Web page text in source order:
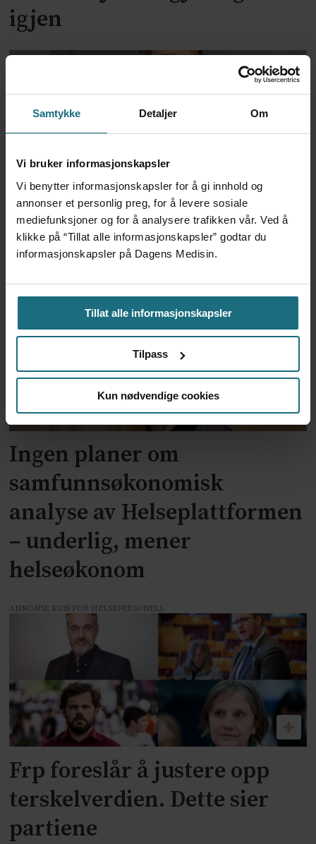
Samtykke Detaljer Om
Vi bruker informasjonskapsler
Vi benytter informasjonskapsler for å gi innhold og
annonser et personlig preg, for å levere sosiale
mediefunksjoner og for å analysere trafikken vår. Ved å
klikke på “Tillat alle informasjonskapsler” godtar du
informasjonskapsler på Dagens Medisin.
Tillat alle informasjonskapsler
Tilpass
Kun nødvendige cookies
igjen
– La det være klart: Jeg
ønsker kunnskapsbaserte
beslutninger
Ingen planer om
samfunnsøkonomisk
analyse av Helseplattformen
– underlig, mener
helseøkonom
ANNONSE KUN FOR HELSEPERSONELL
Frp foreslår å justere opp
terskelverdien. Dette sier
partiene